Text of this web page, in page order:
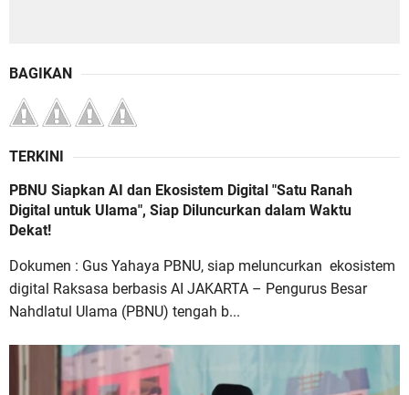
BAGIKAN
TERKINI
PBNU Siapkan AI dan Ekosistem Digital "Satu Ranah
Digital untuk Ulama", Siap Diluncurkan dalam Waktu
Dekat!
Dokumen : Gus Yahaya PBNU, siap meluncurkan ekosistem
digital Raksasa berbasis AI JAKARTA – Pengurus Besar
Nahdlatul Ulama (PBNU) tengah b...